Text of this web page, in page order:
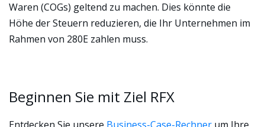
Waren (COGs) geltend zu machen. Dies könnte die
Höhe der Steuern reduzieren, die Ihr Unternehmen im
Rahmen von 280E zahlen muss.
Beginnen Sie mit Ziel RFX